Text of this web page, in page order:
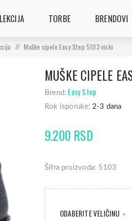
TORBE BRENDOVI
/ Muške cipele Easy Step 5103 viski
MUŠKE CIPELE
Brend: Easy Step
Rok isporuke: 2-3 dana
9.200 RSD
Šifra proizvoda: 5103
ODABERITE VELIČINU *